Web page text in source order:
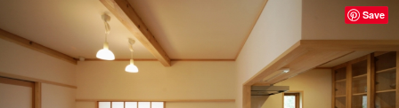
Save